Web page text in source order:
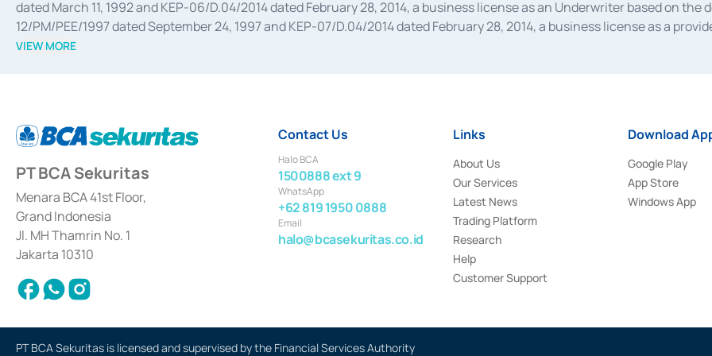
dated March 11, 1992 and KEP-06/D.04/2014 dated February 28, 2014, a business license as an Underwriter based on
12/PM/PEE/1997 dated September 24, 1997 and KEP-07/D.04/2014 dated February 28, 2014, a business license as a
divestments, and joint ventures based on the decree of the Financial Services Authority Number S-67/PM.21/2014 dated
Settlement of Commercial Paper Transactions whose license was issued in 2018.
VIEW MORE
PT BCA Sekuritas
Menara BCA 41st Floor,
Grand Indonesia
Jl. MH Thamrin No. 1
Jakarta 10310
Contact Us
Halo BCA
1500888 ext 9
WhatsApp
+62 819 1950 0888
Email
halo@bcasekuritas.co.id
Links
About Us
Our Services
Latest News
Trading Platform
Research
Help
Customer Support
Download
Google Play
App Store
Windows App
PT BCA Sekuritas is licensed and supervised by the Financial Services Authority